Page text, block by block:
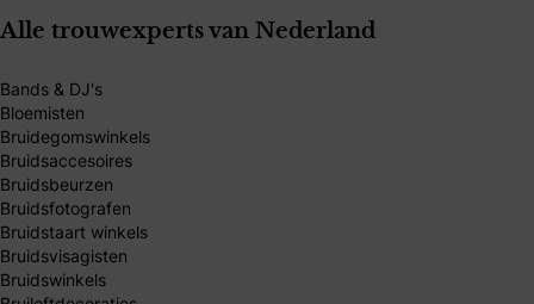
Alle trouwexperts van Nederland
Bands & DJ's
Bloemisten
Bruidegomswinkels
Bruidsaccesoires
Bruidsbeurzen
Bruidsfotografen
Bruidstaart winkels
Bruidsvisagisten
Bruidswinkels